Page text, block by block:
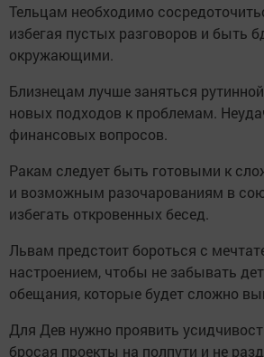
Тельцам необходимо
избегая пустых разговоров и быть
окружающими.
Близнецам лучше заняться
новых подходов к проблемам.
финансовых вопросов.
Ракам следует быть готовыми к
и возможным разочарованиям в
избегать откровенных бесед.
Львам предстоит бороться с
настроением, чтобы не забывать
обещания, которые будет сложно
Для Дев нужно проявить
бросая проекты на полпути и не